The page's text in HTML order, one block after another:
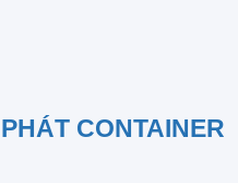
CONTAINER